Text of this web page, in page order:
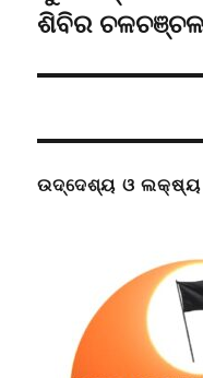
post:
ଶିବିର ଚଳଚଞ୍ଚଳ
ଉଦ୍ଦେଶ୍ୟ ଓ ଲକ୍ଷ୍ୟ